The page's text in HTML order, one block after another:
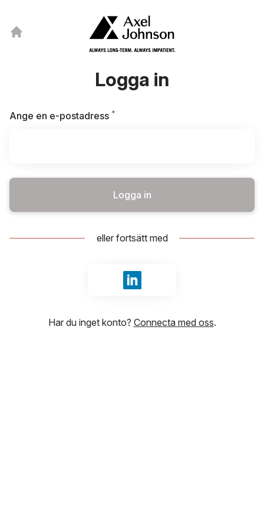
Logga in
Ange en e-postadress *
Logga in
eller fortsätt med
Logga in med LinkedIn
Har du inget konto? Connecta med oss.